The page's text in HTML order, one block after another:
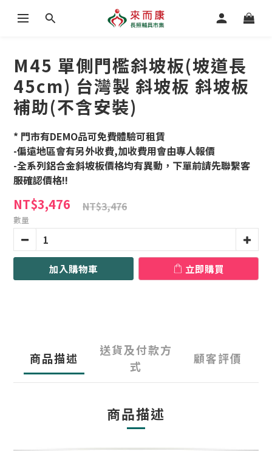
M45 單側門檻斜坡板(坡道長
45cm) 台灣製 斜坡板 斜坡板
補助(不含安裝)
* 門市有DEMO品可免費體驗可租賃
-偏遠地區會有另外收費,加收費用會由專人報價
-全系列鋁合金斜坡板價格均有異動，下單前請先聯繫客
服確認價格!!
NT$3,476 NT$3,476
數量
加入購物車 立即購買
商品描述
送貨及付款方
式
顧客評價
商品描述